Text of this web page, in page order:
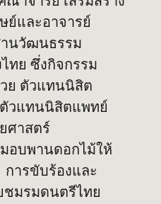
ย์และอาจารย์
นวัฒนธรรม
ทย ซึ่งกิจกรรม
ย ตัวแทนนิสิต
วแทนนิสิตแพทย์
ศาสตร์
อบพานดอกไม้ให้
ารขับร้องและ
ชมรมดนตรีไทย